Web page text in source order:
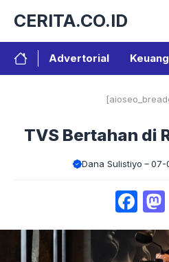
isi
CERITA.CO.ID
Advertorial
TVS Bertahan di
Dana Sulistiyo 07-